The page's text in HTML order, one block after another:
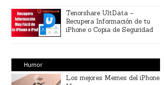
Tenorshare UltData –
Recupera Información de tu
iPhone o Copia de Seguridad
Humor
Los mejores Memes del iPhone